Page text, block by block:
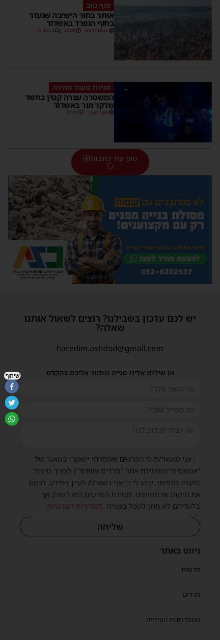
סוף טוב
אותר בחור הישיבה שנעדר
בחוף הנפרד באשדוד
מנחם דויטש 22:08 3 תגובות
סגירת מעגל מהירה
המשטרה עצרה קטין בחשד
שדקר נער באשדוד
משה קאהן 21:59
טען עוד כתבות
ניווט באתר
חדשות
חרדים
ממסדרונות העירייה
יש לכם עדכון בשבילנו? רוצים לשאול אותנו
שאלה?
haredim.ashdod@gmail.com
או שילחו אלינו פנייה ונחזור אליכם בהקדם
אני מאשר/ת כי הפרטים שמסרתי יישמרו במאגר של
"אמפסיס" (מפעילת אתר "חרדים אשדוד") לצורך טיפול
ומענה לפנייתי. ידוע לי כי אני רשאי/ת לעיין במידע, לבקש
את תיקונו או מחיקתו. מסירת הפרטים היא רשות, אך
בלעדיהם לא ניתן לטפל בפנייה. למדיניות הפרטיות.
שליחה
שיתוף